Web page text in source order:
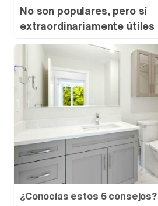
No son populares, pero sí
extraordinariamente útiles
¿Conocías estos 5 consejos?